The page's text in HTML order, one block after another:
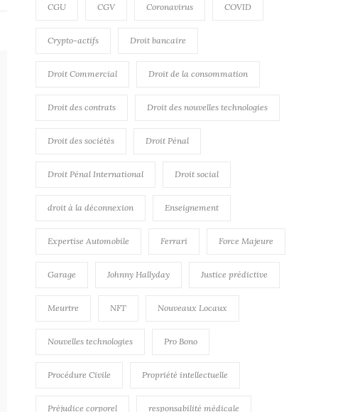
CGU CGV Coronavirus COVID
Crypto-actifs Droit bancaire
Droit Commercial Droit de la consommation
Droit des contrats Droit des nouvelles technologies
Droit des sociétés Droit Pénal
Droit Pénal International Droit social
droit à la déconnexion Enseignement
Expertise Automobile Ferrari Force Majeure
Garage Johnny Hallyday Justice prédictive
Meurtre NFT Nouveaux Locaux
Nouvelles technologies Pro Bono
Procédure Civile Propriété intellectuelle
Préjudice corporel responsabilité médicale